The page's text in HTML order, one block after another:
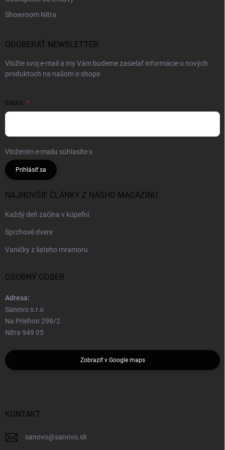
Showroom Nitra
ODOBERAŤ NEWSLETTER
Vložte svoj e-mail a my Vám budeme zasielať informácie o nových
produktoch na našom e-shope.
EMAIL
Vložením e-mailu súhlasíte s
Prihlásiť sa
NAJNOVŠIE ČLÁNKY Z NÁŠHO MAGAZÍNU
Každý deň začína v kúpeľni.
Sprchové dvere
Vaničky z liateho mramoru
OSOBNÝ ODBER
Adresa:
Sanovo s.r.o
Na Priehon 298/2
Nitra 949 05
Zobraziť v Google maps
KONTAKT
sanovo@sanovo.sk